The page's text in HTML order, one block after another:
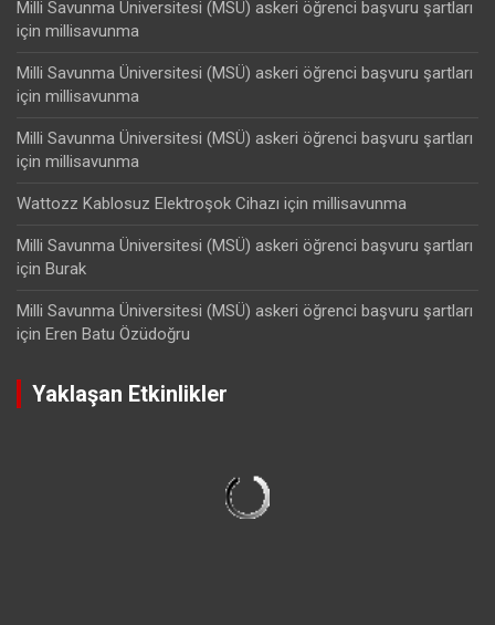
Milli Savunma Üniversitesi (MSÜ) askeri öğrenci başvuru şartları
için millisavunma
Milli Savunma Üniversitesi (MSÜ) askeri öğrenci başvuru şartları
için millisavunma
Milli Savunma Üniversitesi (MSÜ) askeri öğrenci başvuru şartları
için millisavunma
Wattozz Kablosuz Elektroşok Cihazı için millisavunma
Milli Savunma Üniversitesi (MSÜ) askeri öğrenci başvuru şartları
için Burak
Milli Savunma Üniversitesi (MSÜ) askeri öğrenci başvuru şartları
için Eren Batu Özüdoğru
Yaklaşan Etkinlikler